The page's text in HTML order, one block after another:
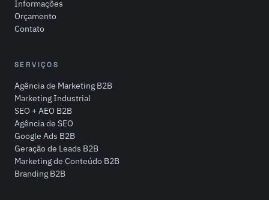
Informações
Orçamento
Contato
SERVIÇOS
Agência de Marketing B2B
Marketing Industrial
SEO + AEO B2B
Agência de SEO
Google Ads B2B
Geração de Leads B2B
Marketing de Conteúdo B2B
Branding B2B